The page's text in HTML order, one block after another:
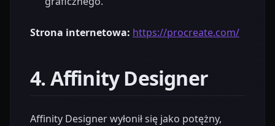
Strona internetowa: https://procreate.com/
4. Affinity Designer
Affinity Designer wyłonił się jako potężny,